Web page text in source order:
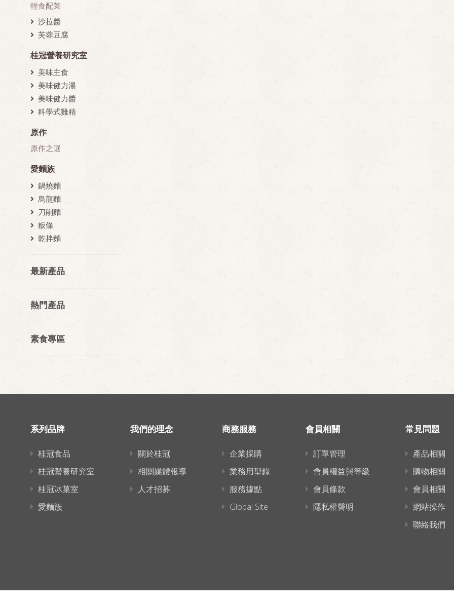
輕食配菜
沙拉醬
芙蓉豆腐
桂冠營養研究室
美味主食
美味健力湯
美味健力醬
科學式雞精
原作
原作之選
愛麵族
鍋燒麵
烏龍麵
刀削麵
粄條
乾拌麵
最新產品
熱門產品
素食專區
系列品牌
桂冠食品
桂冠營養研究室
桂冠冰菓室
愛麵族
我們的理念
關於桂冠
相關媒體報導
人才招募
商務服務
企業採購
業務用型錄
服務據點
Global Site
會員相關
訂單管理
會員權益與等級
會員條款
隱私權聲明
常見問題
產品相關
購物相關
會員相關
網站操作
聯絡我們